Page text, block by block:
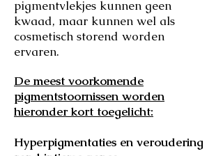
pigmentvlekjes kunnen geen
kwaad, maar kunnen wel als
cosmetisch storend worden
ervaren.
De meest voorkomende
pigmentstoornissen worden
hieronder kort toegelicht:
Hyperpigmentaties en veroudering